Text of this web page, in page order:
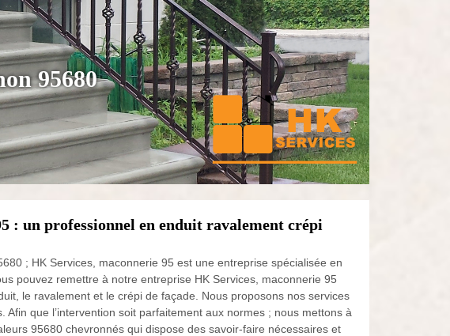
95680
: un professionnel en enduit ravalement crépi
; HK Services, maconnerie 95 est une entreprise spécialisée en
pouvez remettre à notre entreprise HK Services, maconnerie 95
le ravalement et le crépi de façade. Nous proposons nos services
Afin que l’intervention soit parfaitement aux normes ; nous mettons à
95680 chevronnés qui dispose des savoir-faire nécessaires et